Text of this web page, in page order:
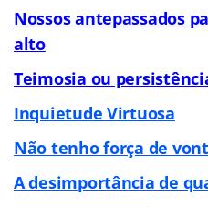
Nossos antepassados
alto
Teimosia ou
Inquietude Virtuosa
Não tenho força de
A desimportância de